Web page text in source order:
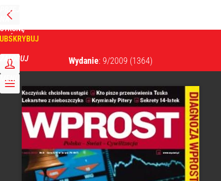
PRZEJDŹ
NA
STRONĘ
GŁÓWNĄ
ZALOGUJ
MENU
Wydanie: 9/2009 (1364)